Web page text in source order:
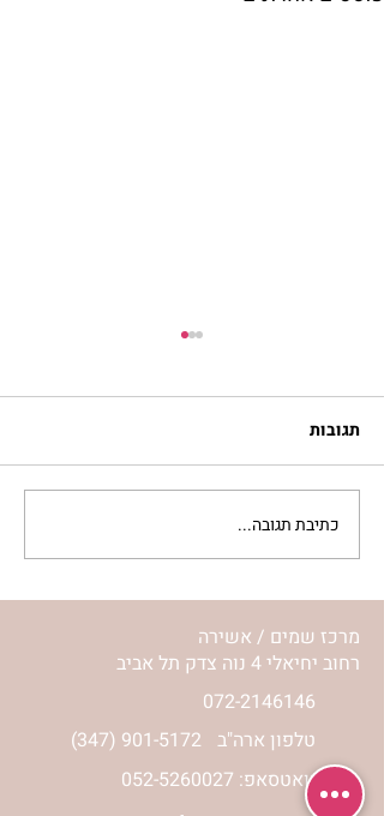
מתגעגעות לבית המפגש,
השיעור לתשעה באב | הר'
ימימה מזרחי
תגובות
כתיבת תגובה...
מרכז שמים / אשירה
רחוב יחיאלי 4 נוה צדק תל אביב
072-2146146
(347) 901-5172 טלפון ארה"ב
וואטסאפ: 052-5260027